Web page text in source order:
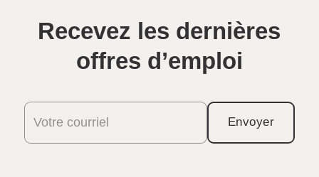
Recevez les dernières
offres d’emploi
Votre courriel Envoyer